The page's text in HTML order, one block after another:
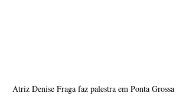
Atriz Denise Fraga faz palestra em Ponta Grossa